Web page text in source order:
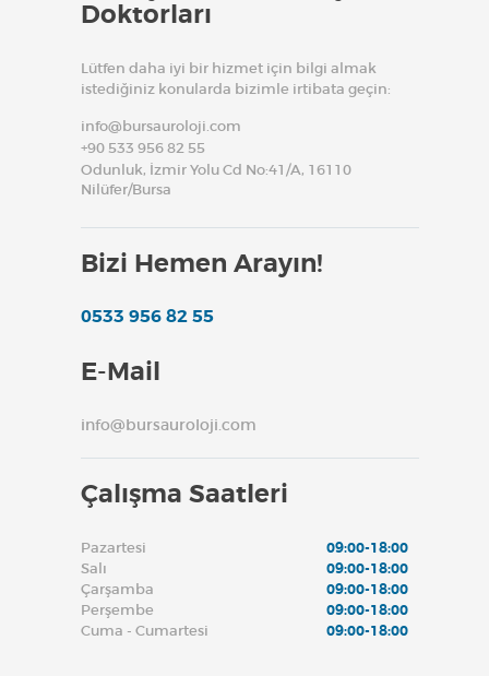
Doktorları
Lütfen daha iyi bir hizmet için bilgi almak
istediğiniz konularda bizimle irtibata geçin:
info@bursauroloji.com
+90 533 956 82 55
Odunluk, İzmir Yolu Cd No:41/A, 16110
Nilüfer/Bursa
Bizi Hemen Arayın!
0533 956 82 55
E-Mail
info@bursauroloji.com
Çalışma Saatleri
Pazartesi
09:00-18:00
Salı
09:00-18:00
Çarşamba
09:00-18:00
Perşembe
09:00-18:00
Cuma - Cumartesi
09:00-18:00